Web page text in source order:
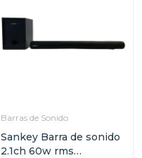
Barras de Sonido
Sankey Barra de sonido
2.1ch 60w rms